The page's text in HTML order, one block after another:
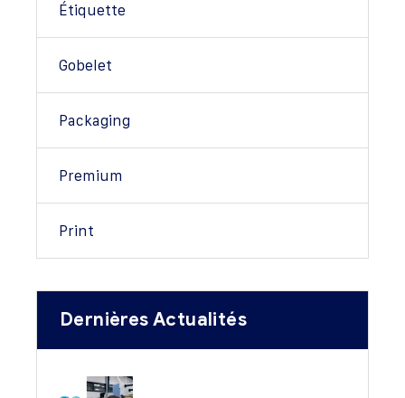
Étiquette
Gobelet
Packaging
Premium
Print
Dernières Actualités